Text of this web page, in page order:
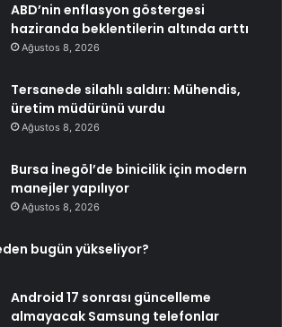
ABD’nin enflasyon göstergesi
haziranda beklentilerin altında arttı
Ağustos 8, 2026
Tersanede silahlı saldırı: Mühendis,
üretim müdürünü vurdu
Ağustos 8, 2026
Bursa İnegöl’de binicilik için modern
manejler yapılıyor
Ağustos 8, 2026
bugün yükseliyor?
Android 17 sonrası güncelleme
almayacak Samsung telefonlar